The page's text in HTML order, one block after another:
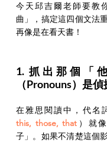
今天邱吉爾老師要教
曲」，搞定這四個文法
再像是在看天書！
1. 抓出那個「
（Pronouns）是
在雅思閱讀中，代名
this, those, that ）就
子」。如果不清楚這個